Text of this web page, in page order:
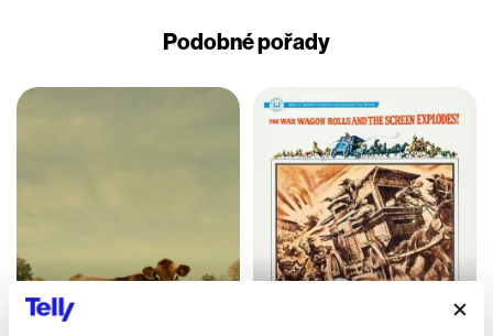
Podobné pořady